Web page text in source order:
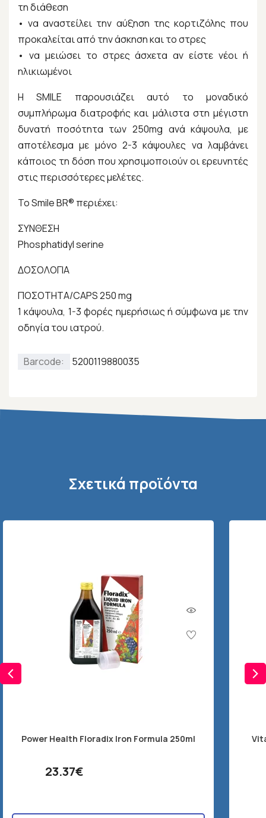
τη διάθεση
• να αναστείλει την αύξηση της κορτιζόλης που
προκαλείται από την άσκηση και το στρες
• να μειώσει το στρες άσχετα αν είστε νέοι ή
ηλικιωμένοι
Η SMILE παρουσιάζει αυτό το μοναδικό
συμπλήρωμα διατροφής και μάλιστα στη μέγιστη
δυνατή ποσότητα των 250mg ανά κάψουλα, με
αποτέλεσμα με μόνο 2-3 κάψουλες να λαμβάνει
κάποιος τη δόση που χρησιμοποιούν οι ερευνητές
στις περισσότερες μελέτες.
Το Smile BR® περιέχει:
ΣΥΝΘΕΣΗ
Phosphatidyl serine
ΔΟΣΟΛΟΓΙΑ
ΠΟΣΟΤΗΤΑ/CAPS 250 mg
1 κάψουλα, 1-3 φορές ημερήσιως ή σύμφωνα με την
οδηγία του ιατρού.
Barcode: 5200119880035
Σχετικά προϊόντα
Power Health Floradix Iron Formula 250ml
23.37€